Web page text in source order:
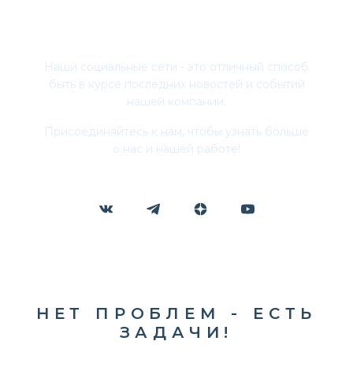
Наши социальные сети - это отличный способ
быть в курсе последних новостей и событий
нашей компании.
Присоединяйтесь к нам, чтобы узнать больше
о нас и нашей работе!
НЕТ ПРОБЛЕМ - ЕСТЬ
ЗАДАЧИ!